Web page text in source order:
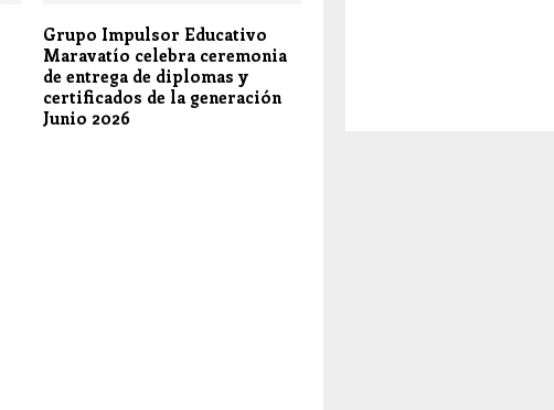
Grupo Impulsor Educativo
Maravatío celebra ceremonia
de entrega de diplomas y
certificados de la generación
Junio 2026